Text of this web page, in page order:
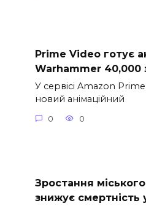
Prime Video готує
Warhammer 40,000
У сервісі Amazon
новий анімаційний
0 0
Зростання
знижує смертність